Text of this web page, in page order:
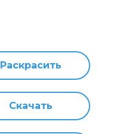
Раскрасить
Скачать